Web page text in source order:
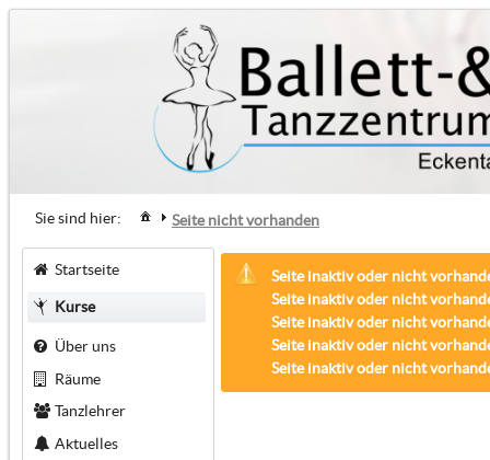
Sie sind hier: Seite nicht vorhanden
Startseite
Kurse
Über uns
Räume
Tanzlehrer
Aktuelles
Seite inaktiv oder nicht
Seite inaktiv oder nicht
Seite inaktiv oder nicht
Seite inaktiv oder nicht
Seite inaktiv oder nicht